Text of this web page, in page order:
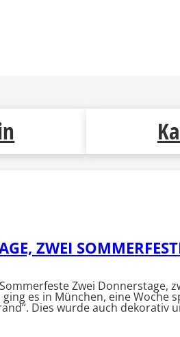
ZWEI
Zwei Donnerstage,
es in München, eine
Dies wurde auch dekorativ